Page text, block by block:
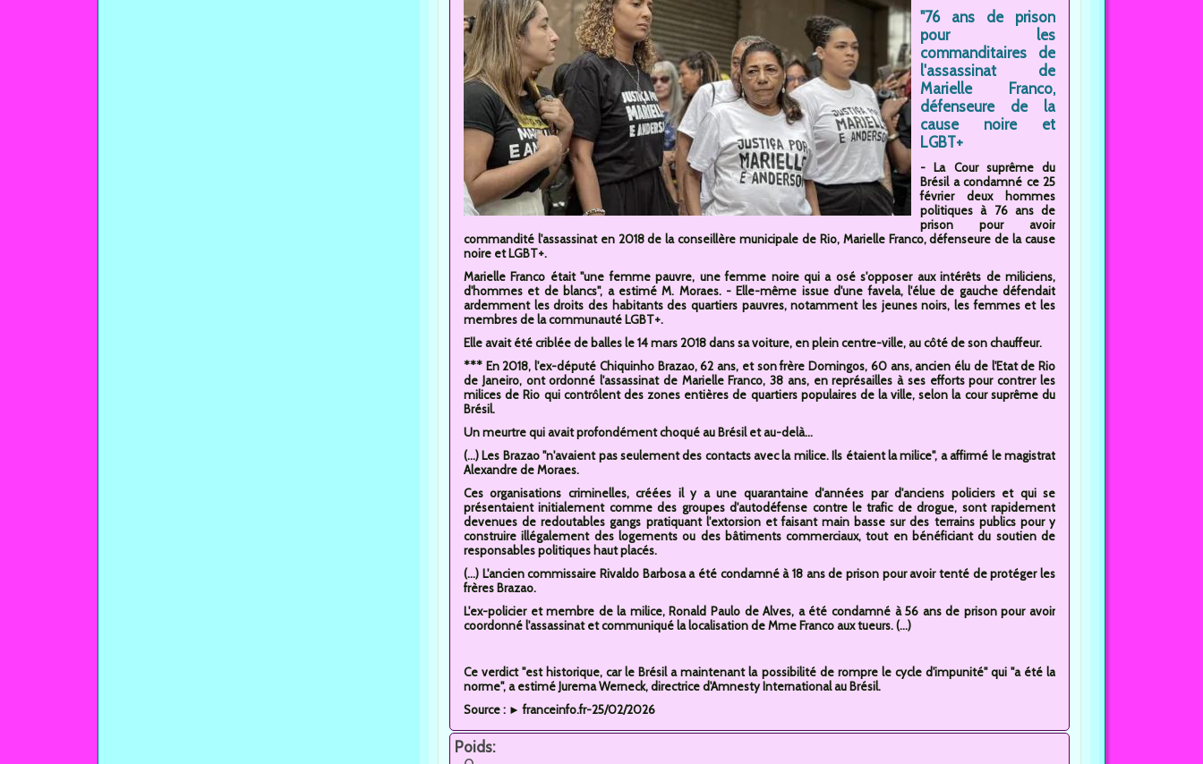
"76 ans de prison
pour les
commanditaires de
l'assassinat de
Marielle Franco,
défenseure de la
cause noire et
LGBT+
- La Cour suprême du
Brésil a condamné ce 25
février deux hommes
politiques à 76 ans de
prison pour avoir
commandité l'assassinat en 2018 de la conseillère municipale de Rio, Marielle Franco, défenseure de la cause
noire et LGBT+.
Marielle Franco était "une femme pauvre, une femme noire qui a osé s'opposer aux intérêts de miliciens,
d'hommes et de blancs", a estimé M. Moraes. - Elle-même issue d'une favela, l'élue de gauche défendait
ardemment les droits des habitants des quartiers pauvres, notamment les jeunes noirs, les femmes et les
membres de la communauté LGBT+.
Elle avait été criblée de balles le 14 mars 2018 dans sa voiture, en plein centre-ville, au côté de son chauffeur.
*** En 2018, l'ex-député Chiquinho Brazao, 62 ans, et son frère Domingos, 60 ans, ancien élu de l'Etat de Rio
de Janeiro, ont ordonné l'assassinat de Marielle Franco, 38 ans, en représailles à ses efforts pour contrer les
milices de Rio qui contrôlent des zones entières de quartiers populaires de la ville, selon la cour suprême du
Brésil.
Un meurtre qui avait profondément choqué au Brésil et au-delà...
(...) Les Brazao "n'avaient pas seulement des contacts avec la milice. Ils étaient la milice", a affirmé le magistrat
Alexandre de Moraes.
Ces organisations criminelles, créées il y a une quarantaine d'années par d'anciens policiers et qui se
présentaient initialement comme des groupes d'autodéfense contre le trafic de drogue, sont rapidement
devenues de redoutables gangs pratiquant l'extorsion et faisant main basse sur des terrains publics pour y
construire illégalement des logements ou des bâtiments commerciaux, tout en bénéficiant du soutien de
responsables politiques haut placés.
(...) L'ancien commissaire Rivaldo Barbosa a été condamné à 18 ans de prison pour avoir tenté de protéger les
frères Brazao.
L'ex-policier et membre de la milice, Ronald Paulo de Alves, a été condamné à 56 ans de prison pour avoir
coordonné l'assassinat et communiqué la localisation de Mme Franco aux tueurs. (...)
Ce verdict "est historique, car le Brésil a maintenant la possibilité de rompre le cycle d'impunité" qui "a été la
norme", a estimé Jurema Werneck, directrice d'Amnesty International au Brésil.
Source : ► franceinfo.fr-25/02/2026
Poids: